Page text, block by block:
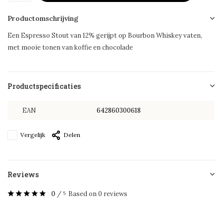
Productomschrijving
Een Espresso Stout van 12% gerijpt op Bourbon Whiskey vaten,
met mooie tonen van koffie en chocolade
Productspecificaties
EAN 642860300618
Vergelijk Delen
Reviews
0 / 5 Based on 0 reviews